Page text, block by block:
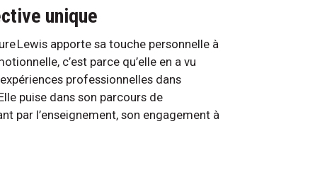
unique
Lewis apporte sa touche personnelle à
c’est parce qu’elle en a vu
professionnelles dans
puise dans son parcours de
par l’enseignement, son engagement à